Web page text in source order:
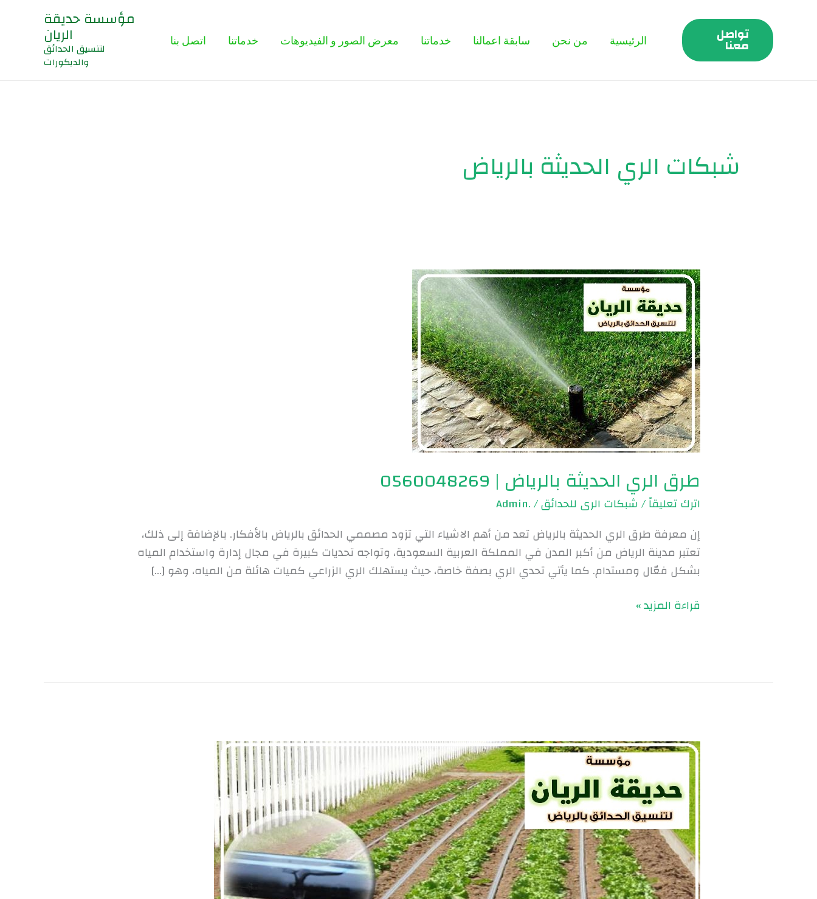
تواصل
معنا الرئيسية من نحن سابقة اعمالنا خدماتنا معرض الصور و الفيديوهات خدماتنا اتصل بنا
مؤسسة حديقة
الريان
لتنسيق الحدائق
والديكورات
شبكات الري الحديثة بالرياض
طرق الري الحديثة بالرياض | 0560048269
اترك تعليقاً/شبكات الرى للحدائق/
.Admin
إن معرفة طرق الري الحديثة بالرياض تعد من أهم الاشياء التي تزود مصممي الحدائق بالرياض بالأفكار. بالإضافة إلى ذلك،
تعتبر مدينة الرياض من أكبر المدن في المملكة العربية السعودية، وتواجه تحديات كبيرة في مجال إدارة واستخدام المياه
بشكل فعّال ومستدام. كما يأتي تحدي الري بصفة خاصة، حيث يستهلك الري الزراعي كميات هائلة من المياه، وهو […]
طرق
الري
الحديثة
بالرياض
|
0560048269
قراءة المزيد »
الري
بالتنقيط
في
الرياض
|
0560048269